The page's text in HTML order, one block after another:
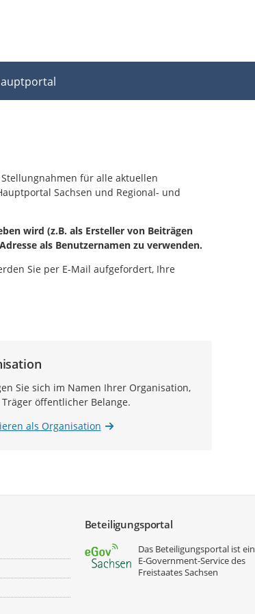
für alle aktuellen
Sachsen und Regional- und
wird (z.B. als Ersteller von Beiträgen
als Benutzernamen zu verwenden.
Sie per E-Mail aufgefordert, Ihre
Sie sich im Namen Ihrer Organisation,
Träger öffentlicher Belange.
als Organisation
Beteiligungsportal
Das Beteiligungsportal ist ein
E‑Government-Service des
Freistaates Sachsen